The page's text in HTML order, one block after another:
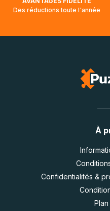
Des réductions toute l'année
À
Confidentialités &